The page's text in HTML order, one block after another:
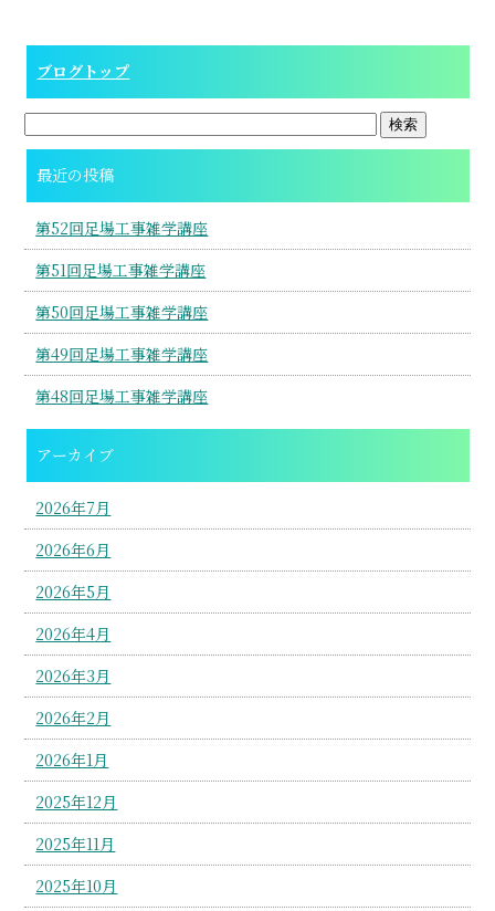
ブログトップ
最近の投稿
第52回足場工事雑学講座
第51回足場工事雑学講座
第50回足場工事雑学講座
第49回足場工事雑学講座
第48回足場工事雑学講座
アーカイブ
2026年7月
2026年6月
2026年5月
2026年4月
2026年3月
2026年2月
2026年1月
2025年12月
2025年11月
2025年10月